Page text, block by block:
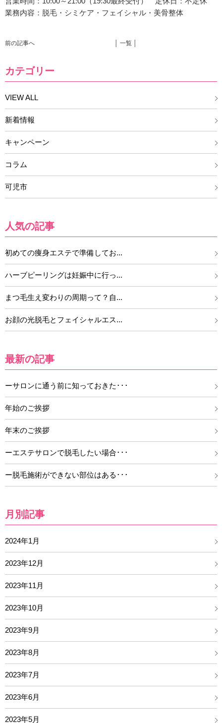
業務内容：脱毛・シミケア・フェイシャル・美骨整体
前の記事へ │ 一覧 │
カテゴリー
VIEW ALL
新着情報
キャンペーン
コラム
可児市
人気の記事
初めての痩身エステで準備してお...
ハーブピーリングは妊娠中に行っ...
まつ毛生え変わりの周期って？自...
お顔の光脱毛とフェイシャルエス...
最新の記事
ーサロンに通う前に知っておきた･･･
年始のご挨拶
年末のご挨拶
ーエステサロンで脱毛したい場合･･･
ー脱毛施術ができない部位はある･･･
月別記事
2024年1月
2023年12月
2023年11月
2023年10月
2023年9月
2023年8月
2023年7月
2023年6月
2023年5月